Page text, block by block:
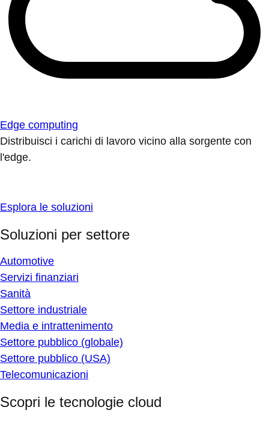
Edge computing
Distribuisci i carichi di lavoro vicino alla sorgente con
l'edge.
Esplora le soluzioni
Soluzioni per settore
Automotive
Servizi finanziari
Sanità
Settore industriale
Media e intrattenimento
Settore pubblico (globale)
Settore pubblico (USA)
Telecomunicazioni
Scopri le tecnologie cloud